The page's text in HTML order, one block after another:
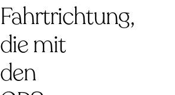
Fahrtrichtung,
die mit
den